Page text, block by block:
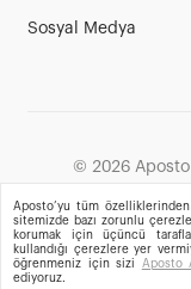
Sosyal Medya
© 2026Aposto
Aposto’yu tüm
sitemizde bazı zorunlu
korumak için üçüncü
kullandığı çerezlere yer
öğrenmeniz için sizi
Aposto
ediyoruz.